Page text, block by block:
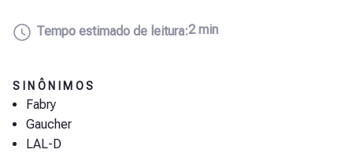
Tempo estimado de leitura:2 min
SINÔNIMOS
Fabry
Gaucher
LAL-D